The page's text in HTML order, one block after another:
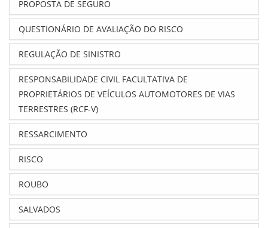
PROPOSTA DE SEGURO
QUESTIONÁRIO DE AVALIAÇÃO DO RISCO
REGULAÇÃO DE SINISTRO
RESPONSABILIDADE CIVIL FACULTATIVA DE
PROPRIETÁRIOS DE VEÍCULOS AUTOMOTORES DE VIAS
TERRESTRES (RCF-V)
RESSARCIMENTO
RISCO
ROUBO
SALVADOS